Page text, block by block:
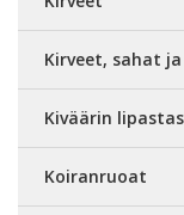
Kirveet, sahat
Kiväärin
Koiranruoat